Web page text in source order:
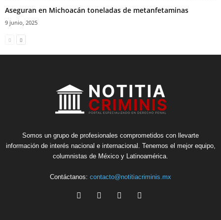
Aseguran en Michoacán toneladas de metanfetaminas
9 junio, 2025
Somos un grupo de profesionales comprometidos con llevarte
información de interés nacional e internacional. Tenemos el mejor equipo,
columnistas de México y Latinoamérica.
Contáctanos: contacto@notitiacriminis.mx